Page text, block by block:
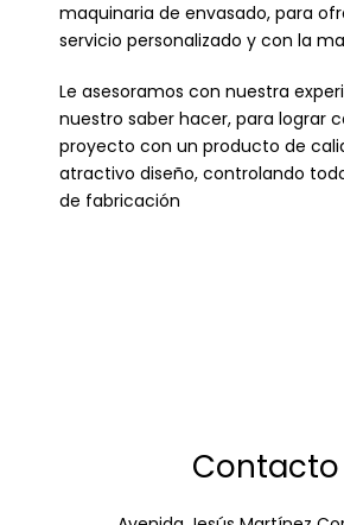
maquinaria de envasado, para
servicio personalizado y con la
Le asesoramos con nuestra
nuestro saber hacer, para lograr
proyecto con un producto de
atractivo diseño, controlando
de fabricación
Contacto